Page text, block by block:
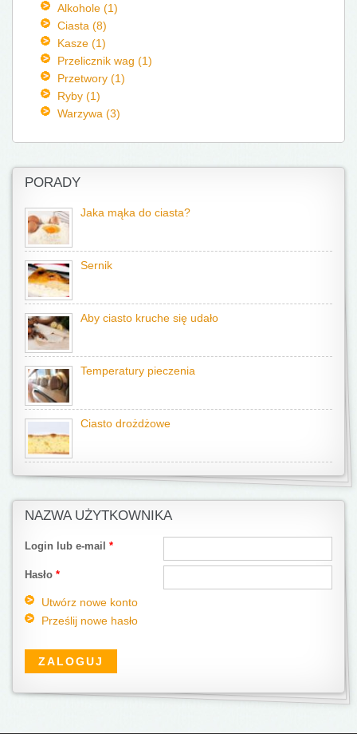
Alkohole (1)
Ciasta (8)
Kasze (1)
Przelicznik wag (1)
Przetwory (1)
Ryby (1)
Warzywa (3)
PORADY
Jaka mąka do ciasta?
Sernik
Aby ciasto kruche się udało
Temperatury pieczenia
Ciasto drożdżowe
NAZWA UŻYTKOWNIKA
Login lub e-mail *
Hasło *
Utwórz nowe konto
Prześlij nowe hasło